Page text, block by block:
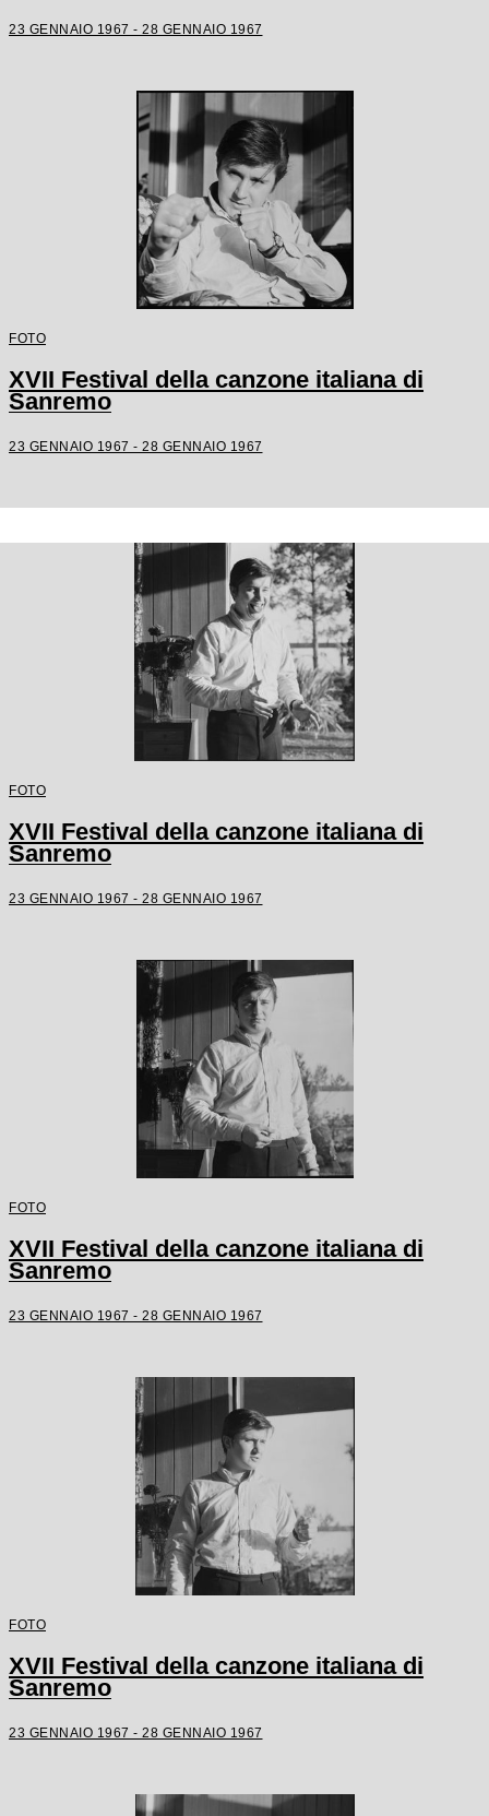
23 GENNAIO 1967 - 28 GENNAIO 1967
FOTO
XVII Festival della canzone italiana di
Sanremo
23 GENNAIO 1967 - 28 GENNAIO 1967
FOTO
XVII Festival della canzone italiana di
Sanremo
23 GENNAIO 1967 - 28 GENNAIO 1967
FOTO
XVII Festival della canzone italiana di
Sanremo
23 GENNAIO 1967 - 28 GENNAIO 1967
FOTO
XVII Festival della canzone italiana di
Sanremo
23 GENNAIO 1967 - 28 GENNAIO 1967